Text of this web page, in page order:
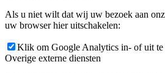
Als u niet wilt dat wij uw bezoek aan
uw browser hier uitschakelen:
Klik om Google Analytics in- of uit te
Overige externe diensten